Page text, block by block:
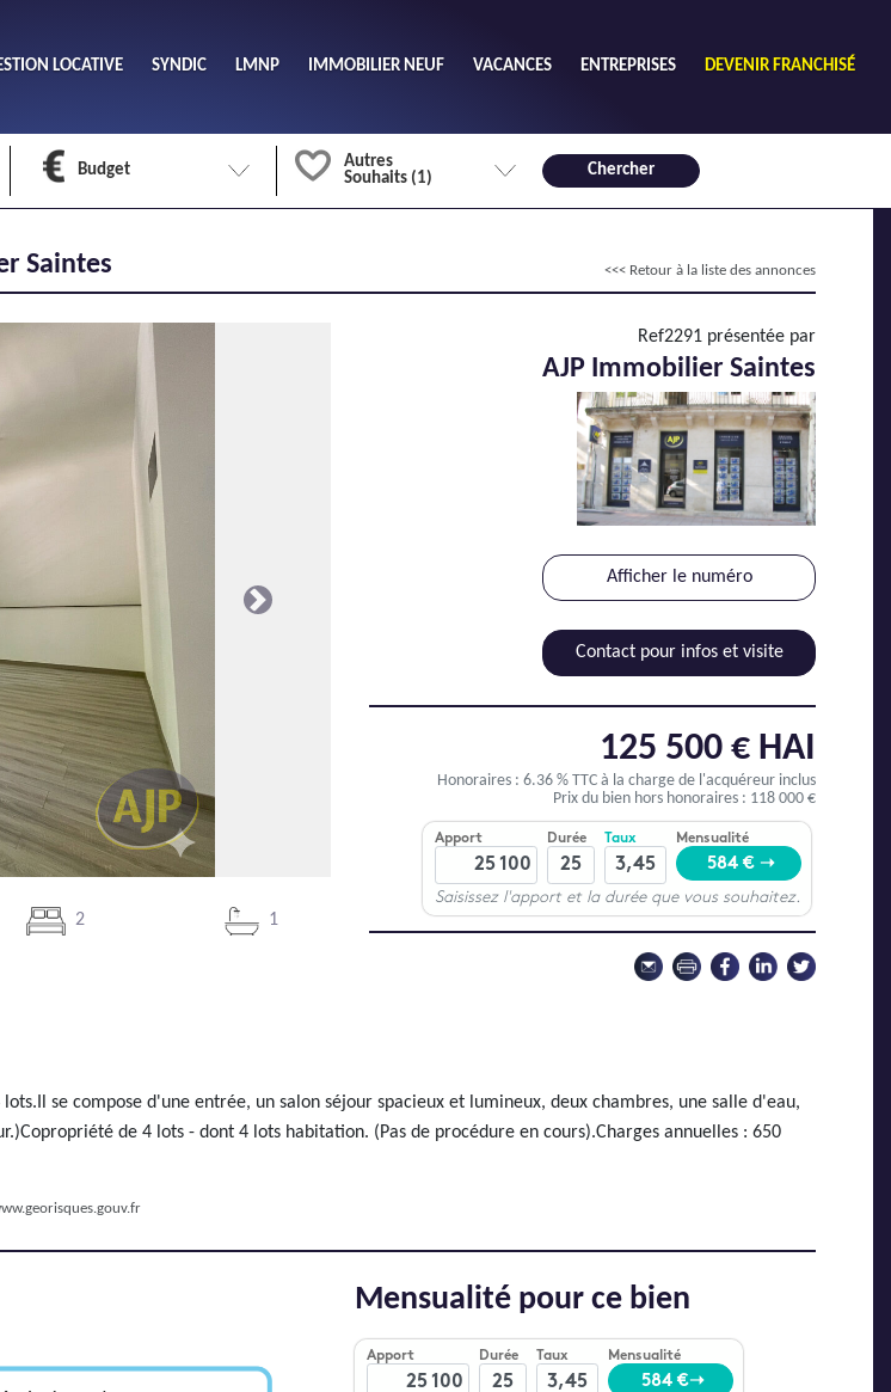
LOCATIVE SYNDIC LMNP IMMOBILIER NEUF VACANCES ENTREPRISES DEVENIR FRANCHISÉ
Budget
Autres
Souhaits (1)
Chercher
Saintes <<< Retour à la liste des annonces
Suivante
2 1
Ref2291 présentée par
AJP Immobilier Saintes
Afficher le numéro
Contact pour infos et visite
125 500 € HAI
Honoraires : 6.36 % TTC à la charge de l'acquéreur inclus
Prix du bien hors honoraires : 118 000 €
se compose d'une entrée, un salon séjour spacieux et lumineux, deux chambres, une salle d'eau,
de 4 lots - dont 4 lots habitation. (Pas de procédure en cours).Charges annuelles : 650
Mensualité pour ce bien